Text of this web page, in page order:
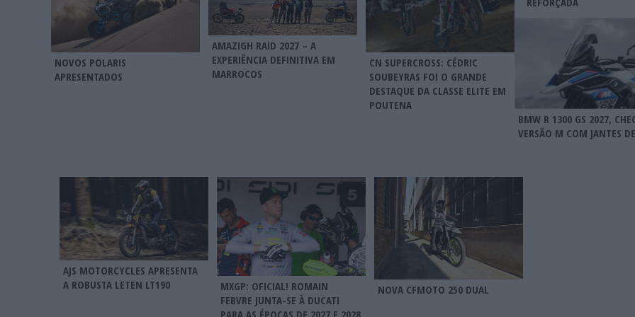
NOVOS POLARIS
APRESENTADOS
AMAZIGH RAID 2027 – A
EXPERIÊNCIA DEFINITIVA EM
MARROCOS
CN SUPERCROSS: CÉDRIC
SOUBEYRAS FOI O GRANDE
DESTAQUE DA CLASSE ELITE EM
POUTENA
BMW R 1300 GS 2027,
VERSÃO M COM JANTES
AJS MOTORCYCLES APRESENTA
A ROBUSTA LETEN LT190
MXGP: OFICIAL! ROMAIN
FEBVRE JUNTA-SE À DUCATI
PARA AS ÉPOCAS DE 2027 E 2028
NOVA CFMOTO 250 DUAL